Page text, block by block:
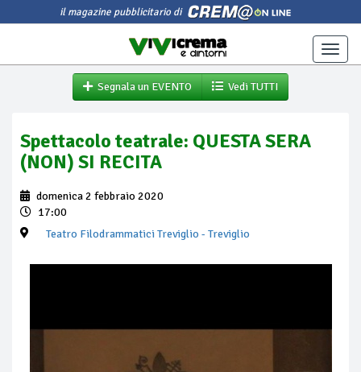
il magazine pubblicitario di
Toggle
Segnala un EVENTO
Vedi TUTTI
Spettacolo teatrale: QUESTA SERA
(NON) SI RECITA
domenica 2 febbraio 2020
17:00
Teatro Filodrammatici Treviglio - Treviglio